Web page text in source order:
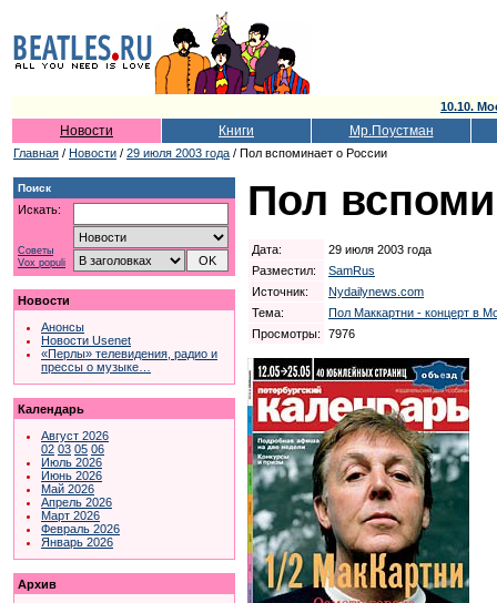
10.10.
Новости Книги Мр.Поустман
Главная / Новости / 29 июля 2003 года / Пол вспоминает о России
Поиск
Искать:
Советы
Vox populi
Новости
Анонсы
Новости Usenet
«Перлы» телевидения, радио и
прессы о музыке…
Календарь
Август 2026
02 03 05 06
Июль 2026
Июнь 2026
Май 2026
Апрель 2026
Март 2026
Февраль 2026
Январь 2026
Архив
Пол
Дата:
29 июля 2003 года
Разместил:
SamRus
Источник:
Nydailynews.com
Тема:
Пол Маккартни - концерт в
Просмотры:
7976